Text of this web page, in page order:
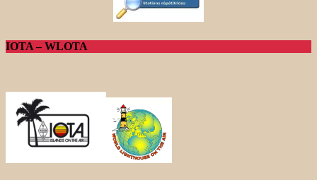
IOTA – WLOTA